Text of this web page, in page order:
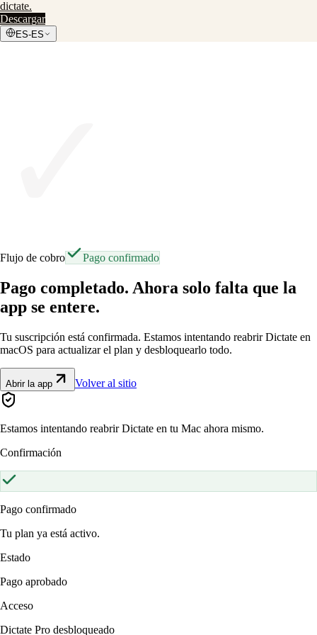
dictate.
Descargar
ES-ES
Flujo de cobro Pago confirmado
Pago completado. Ahora solo falta que la
app se entere.
Tu suscripción está confirmada. Estamos intentando reabrir Dictate en
macOS para actualizar el plan y desbloquearlo todo.
Abrir la app Volver al sitio
Estamos intentando reabrir Dictate en tu Mac ahora mismo.
Confirmación
Pago confirmado
Tu plan ya está activo.
Estado
Pago aprobado
Acceso
Dictate Pro desbloqueado